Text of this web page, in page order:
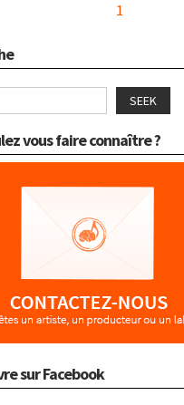
1
SEEK
vous faire connaître ?
sur Facebook